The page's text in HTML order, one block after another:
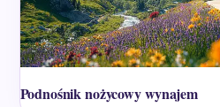
Podnośnik nożycowy wynajem